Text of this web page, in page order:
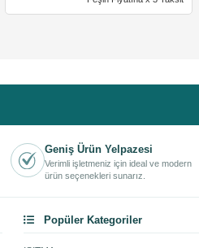
Geniş Ürün Yelpazesi
Verimli işletmeniz için ideal ve modern
ürün seçenekleri sunarız.
Popüler Kategoriler